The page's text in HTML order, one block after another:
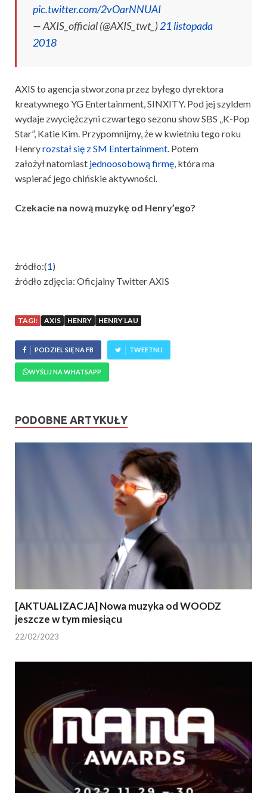
pic.twitter.com/2vOarNNUAI
— AXIS_official (@AXIS_twt_)21 listopada
2018
AXIS to agencja stworzona przez byłego dyrektora
kreatywnego YG Entertainment, SINXITY. Pod jej szyldem
wydaje zwyciężczyni czwartego sezonu show SBS „K-Pop
Star”, Katie Kim. Przypomnijmy, że w kwietniu tego roku
Henryrozstał się z SM Entertainment. Potem
założył natomiast jednoosobową firmę, która ma
wspierać jego chińskie aktywności.
Czekacie na nową muzykę od Henry’ego?
źródło:(1)
źródło zdjęcia: Oficjalny Twitter AXIS
TAGI: AXIS HENRY HENRY LAU
PODZIEL SIĘ NA FB TWEETNIJ
WYŚLIJ NA WHATSAPP
PODOBNE ARTYKUŁY
[AKTUALIZACJA] Nowa muzyka od WOODZ
jeszcze w tym miesiącu
22/02/2023